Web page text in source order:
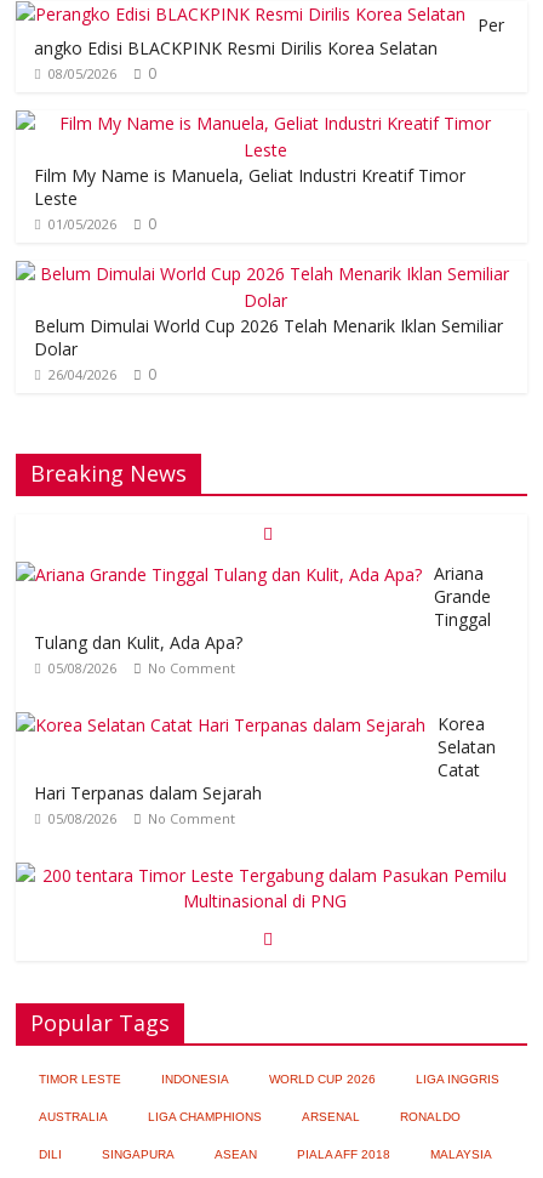
Per
angko Edisi BLACKPINK Resmi Dirilis Korea Selatan
08/05/2026 0
Film My Name is Manuela, Geliat Industri Kreatif Timor
Leste
01/05/2026 0
Belum Dimulai World Cup 2026 Telah Menarik Iklan Semiliar
Dolar
26/04/2026 0
Breaking News
Ariana
Grande
Tinggal
Tulang dan Kulit, Ada Apa?
05/08/2026 No Comment
Korea
Selatan
Catat
Hari Terpanas dalam Sejarah
05/08/2026 No Comment
200 tentara Timor Leste Tergabung dalam Pasukan Pemilu
Nya
muk
at Tertarik pada Obat Pengusir Serangga
04/08/2026 No Comment
Popular Tags
TIMOR LESTE INDONESIA WORLD CUP 2026 LIGA INGGRIS
AUSTRALIA LIGA CHAMPHIONS ARSENAL RONALDO
DILI SINGAPURA ASEAN PIALA AFF 2018 MALAYSIA